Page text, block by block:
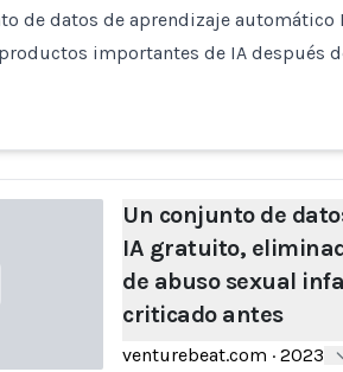
de datos de aprendizaje automático
importantes de IA después
Un conjunto de
IA gratuito,
de abuso sexual
criticado antes
venturebeat.com · 2023